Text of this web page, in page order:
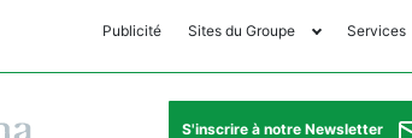
Publicité Sites du Groupe
Club Avantages
Le Matin Sports
Services
Horaires de prières
Pharmacies de garde
S'inscrire à notre Newsletter